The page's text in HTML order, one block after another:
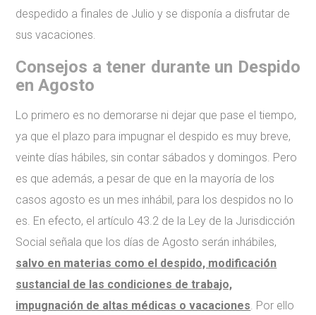
despedido a finales de Julio y se disponía a disfrutar de
sus vacaciones.
Consejos a tener durante un Despido
en Agosto
Lo primero es no demorarse ni dejar que pase el tiempo,
ya que el plazo para impugnar el despido es muy breve,
veinte días hábiles, sin contar sábados y domingos. Pero
es que además, a pesar de que en la mayoría de los
casos agosto es un mes inhábil, para los despidos no lo
es. En efecto, el artículo 43.2 de la Ley de la Jurisdicción
Social señala que los días de Agosto serán inhábiles,
salvo en materias como el despido, modificación
sustancial de las condiciones de trabajo,
impugnación de altas médicas o vacaciones . Por ello